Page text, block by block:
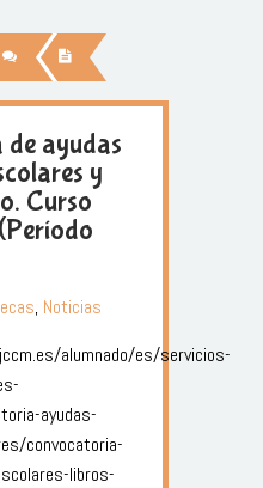
ayudas
y
Curso
, Noticias
alumnado/es/servicios-
ayudas-
convocatoria-
libros-